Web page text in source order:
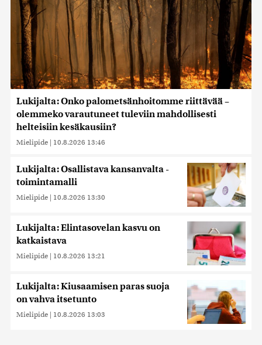
Lukijalta: Onko palometsänhoitomme riittävää –
olemmeko varautuneet tuleviin mahdollisesti
helteisiin kesäkausiin?
Mielipide | 10.8.2026 13:46
Lukijalta: Osallistava kansanvalta -
toimintamalli
Mielipide | 10.8.2026 13:30
Lukijalta: Elintasovelan kasvu on
katkaistava
Mielipide | 10.8.2026 13:21
Lukijalta: Kiusaamisen paras suoja
on vahva itsetunto
Mielipide | 10.8.2026 13:03